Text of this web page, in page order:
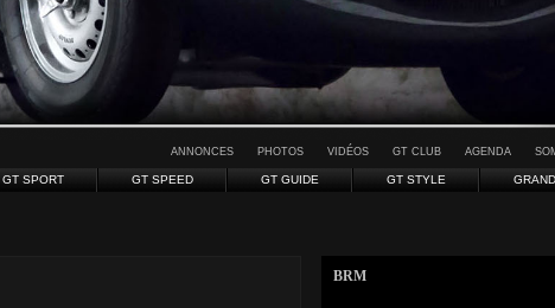
ANNONCES PHOTOS VIDÉOS GT CLUB AGENDA
GT SPORT GT SPEED GT GUIDE GT STYLE
BRM